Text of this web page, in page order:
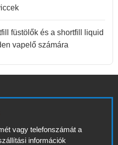
füstölők és a shortfill liquid
vapelő számára
vagy telefonszámát a
információk